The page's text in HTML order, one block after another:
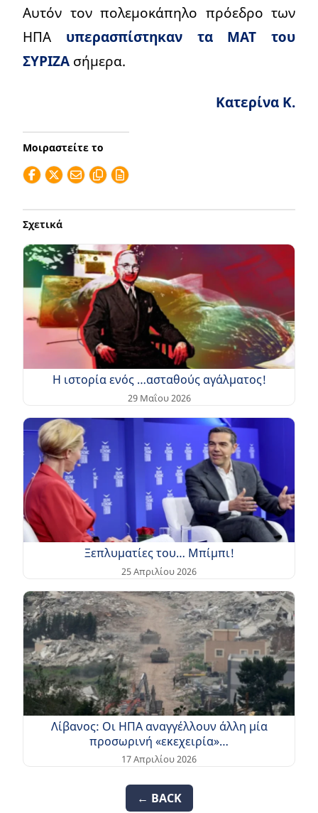
Αυτόν τον πολεμοκάπηλο πρόεδρο των
ΗΠΑ υπερασπίστηκαν τα ΜΑΤ του
ΣΥΡΙΖΑ σήμερα.
Κατερίνα Κ.
Μοιραστείτε το
Σχετικά
Η ιστορία ενός …ασταθούς αγάλματος!
29 Μαΐου 2026
Ξεπλυματίες του… Μπίμπι!
25 Απριλίου 2026
Λίβανος: Οι ΗΠΑ αναγγέλλουν άλλη μία
προσωρινή «εκεχειρία»…
17 Απριλίου 2026
← BACK